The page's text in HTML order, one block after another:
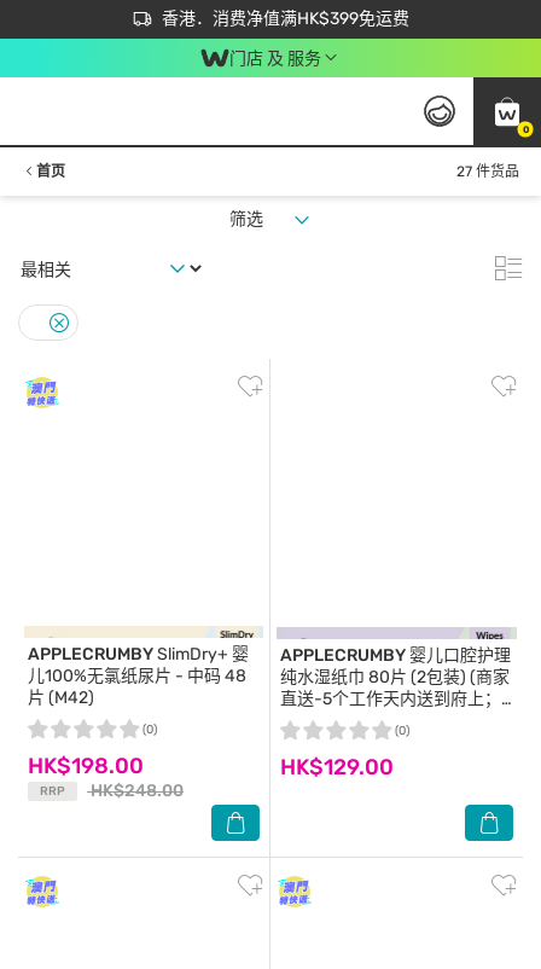
香港．消费净值满HK$399免运费
立即成为易赏钱会员尽享独家优惠
首次APP下单买满$450 输入 NEWAPP 即减$50
门店 及 服务
0
首页 27 件货品
筛选
APPLECRUMBYSlimDry+ 婴
儿100%无氯纸尿片 - 中码 48
片 (M42)
HK$198.00
RRP HK$248.00
(0)
APPLECRUMBY婴儿口腔护理
纯水湿纸巾 80片 (2包装) (商家
直送-5个工作天内送到府上；
满$500免运)
HK$129.00
(0)